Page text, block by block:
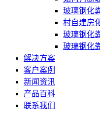
玻璃钢化
村自建房
玻璃钢化
玻璃钢化
解决方案
客户案例
新闻资讯
产品百科
联系我们